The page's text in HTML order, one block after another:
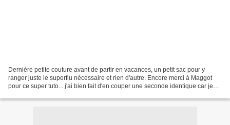
Dernière petite couture avant de partir en vacances, un petit sac pour y
ranger juste le superflu nécessaire et rien d'autre. Encore merci à Maggot
pour ce super tuto... j'ai bien fait d'en couper une seconde identique car je